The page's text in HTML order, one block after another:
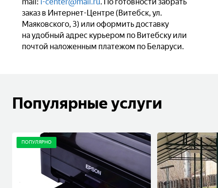
заказ в Интернет-Центре (Витебск, ул.
Маяковского, 3) или оформить доставку
на удобный адрес курьером по Витебску или
почтой наложенным платежом по Беларуси.
Популярные услуги
ПОПУЛЯРНО